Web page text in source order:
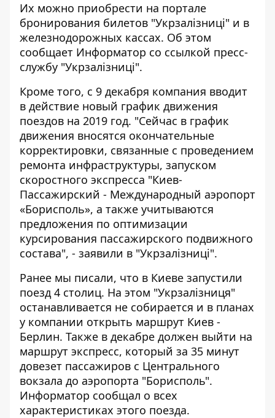
Их можно приобрести на портале
бронирования билетов "Укрзалізниці" и в
железнодорожных кассах. Об этом
сообщает Информатор со ссылкой пресс-
службу "Укрзалізниці".
Кроме того, с 9 декабря компания вводит
в действие новый график движения
поездов на 2019 год. "Сейчас в график
движения вносятся окончательные
корректировки, связанные с проведением
ремонта инфраструктуры, запуском
скоростного экспресса "Киев-
Пассажирский - Международный аэропорт
«Борисполь», а также учитываются
предложения по оптимизации
курсирования пассажирского подвижного
состава", - заявили в "Укрзалізниці".
Ранее мы писали, что в Киеве запустили
поезд 4 столиц. На этом "Укрзалізниця"
останавливается не собирается и в планах
у компании открыть маршрут Киев -
Берлин. Также в декабре должен выйти на
маршрут экспресс, который за 35 минут
довезет пассажиров с Центрального
вокзала до аэропорта "Борисполь".
Информатор сообщал о всех
характеристиках этого поезда.